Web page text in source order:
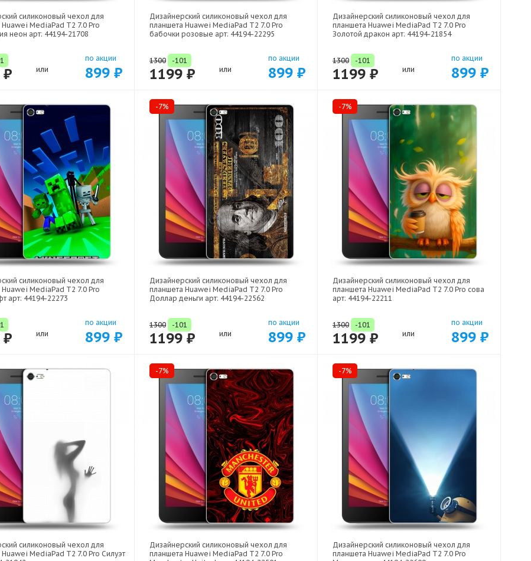
силиконовый чехол для
MediaPad T2 7.0 Pro
неон арт: 44194-21708
₽ или
по акции
899 ₽
Дизайнерский силиконовый чехол для
планшета Huawei MediaPad T2 7.0 Pro
бабочки розовые арт: 44194-22295
1300 -101
1199 ₽ или
по акции
899 ₽
Дизайнерский силиконовый чехол для
планшета Huawei MediaPad T2 7.0 Pro
Золотой дракон арт: 44194-21854
1300 -101
1199 ₽ или
по акции
899 ₽
силиконовый чехол для
MediaPad T2 7.0 Pro
арт: 44194-22273
₽ или
по акции
899 ₽
-7%
Дизайнерский силиконовый чехол для
планшета Huawei MediaPad T2 7.0 Pro
Доллар деньги арт: 44194-22562
1300 -101
1199 ₽ или
по акции
899 ₽
-7%
Дизайнерский силиконовый чехол для
планшета Huawei MediaPad T2 7.0 Pro сова
арт: 44194-22211
1300 -101
1199 ₽ или
по акции
899 ₽
силиконовый чехол для
MediaPad T2 7.0 Pro Силуэт
-7%
Дизайнерский силиконовый чехол для
планшета Huawei MediaPad T2 7.0 Pro
-7%
Дизайнерский силиконовый чехол для
планшета Huawei MediaPad T2 7.0 Pro